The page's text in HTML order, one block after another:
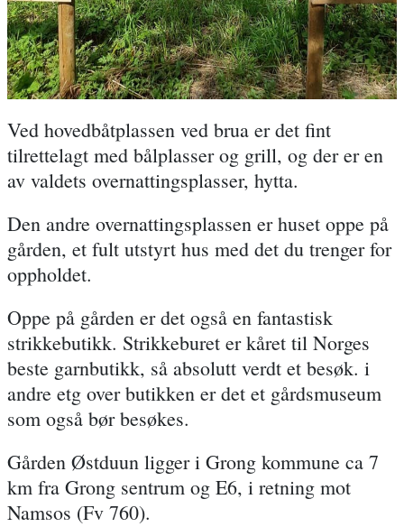
Ved hovedbåtplassen ved brua er det fint
tilrettelagt med bålplasser og grill, og der er en
av valdets overnattingsplasser, hytta.
Den andre overnattingsplassen er huset oppe på
gården, et fult utstyrt hus med det du trenger for
oppholdet.
Oppe på gården er det også en fantastisk
strikkebutikk. Strikkeburet er kåret til Norges
beste garnbutikk, så absolutt verdt et besøk. i
andre etg over butikken er det et gårdsmuseum
som også bør besøkes.
Gården Østduun ligger i Grong kommune ca 7
km fra Grong sentrum og E6, i retning mot
Namsos (Fv 760).